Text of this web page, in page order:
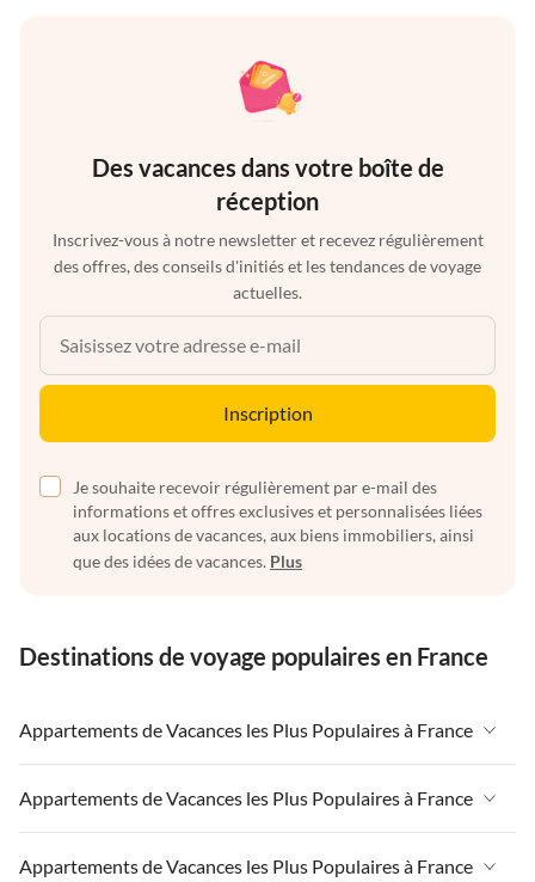
Des vacances dans votre boîte de
réception
Inscrivez-vous à notre newsletter et recevez régulièrement
des offres, des conseils d'initiés et les tendances de voyage
actuelles.
Inscription
Je souhaite recevoir régulièrement par e-mail des
informations et offres exclusives et personnalisées liées
aux locations de vacances, aux biens immobiliers, ainsi
que des idées de vacances. Plus
Destinations de voyage populaires en France
Appartements de Vacances les Plus Populaires à France
Appartements de Vacances à France
Appartements de Vacances à Paris-Ile de France
Appartements de Vacances les Plus Populaires à France
Appartements de Vacances à France
Appartements de Vacances les Plus Populaires à France